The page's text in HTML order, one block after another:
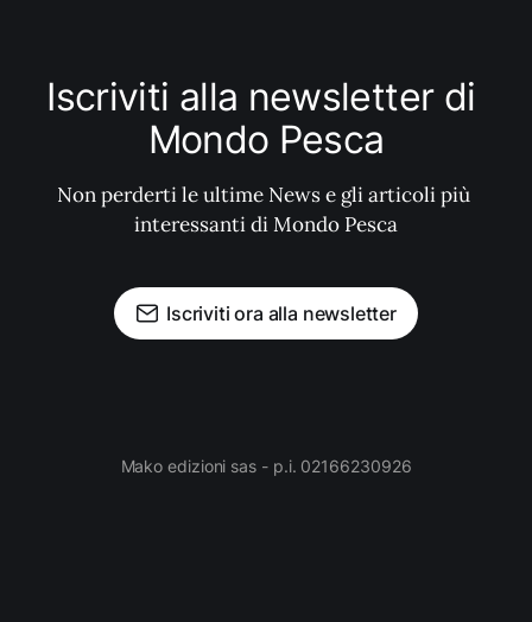
Iscriviti alla newsletter di
Mondo Pesca
Non perderti le ultime News e gli articoli più
interessanti di Mondo Pesca
Iscriviti ora alla newsletter
Mako edizioni sas - p.i. 02166230926